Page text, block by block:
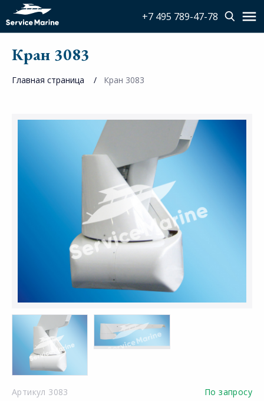
+7 495 789-47-78
Кран 3083
Главная страница Кран 3083
Артикул 3083 По запросу